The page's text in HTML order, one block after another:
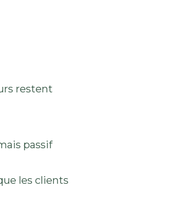
restent
passif
les clients